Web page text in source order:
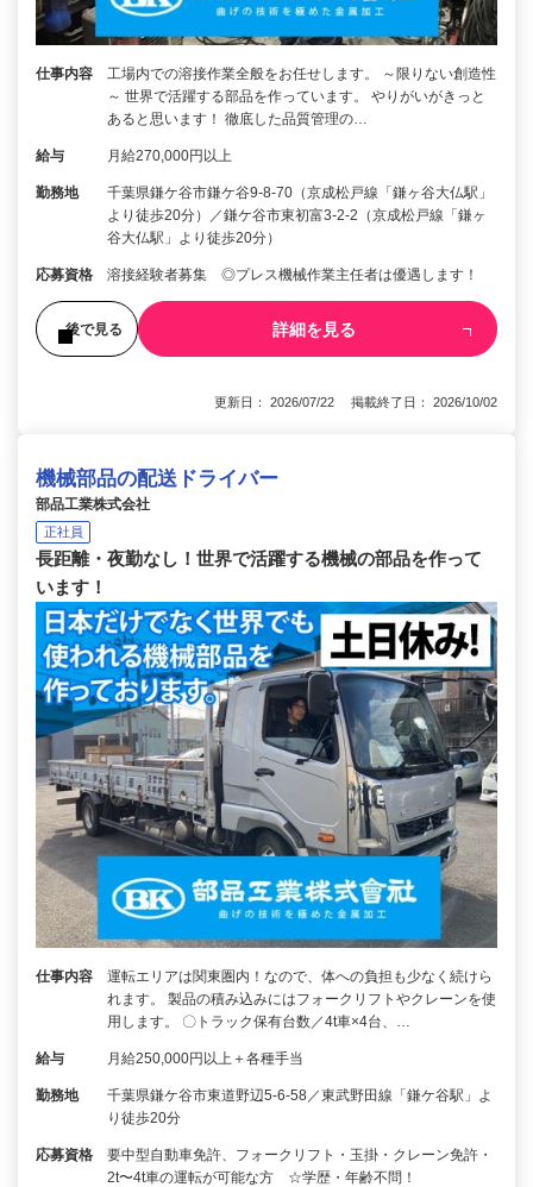
仕事内容
工場内での溶接作業全般をお任せします。 ～限りない創造性
～ 世界で活躍する部品を作っています。 やりがいがきっと
あると思います！ 徹底した品質管理の…
給与 月給270,000円以上
勤務地
千葉県鎌ケ谷市鎌ケ谷9-8-70（京成松戸線「鎌ヶ谷大仏駅」
より徒歩20分）／鎌ケ谷市東初富3-2-2（京成松戸線「鎌ヶ
谷大仏駅」より徒歩20分）
応募資格 溶接経験者募集 ◎プレス機械作業主任者は優遇します！
後で見る 詳細を見る
更新日： 2026/07/22 掲載終了日： 2026/10/02
機械部品の配送ドライバー
部品工業株式会社
正社員
長距離・夜勤なし！世界で活躍する機械の部品を作って
います！
仕事内容
運転エリアは関東圏内！なので、体への負担も少なく続けら
れます。 製品の積み込みにはフォークリフトやクレーンを使
用します。 〇トラック保有台数／4t車×4台、…
給与 月給250,000円以上＋各種手当
勤務地
千葉県鎌ケ谷市東道野辺5-6-58／東武野田線「鎌ケ谷駅」よ
り徒歩20分
応募資格
要中型自動車免許、フォークリフト・玉掛・クレーン免許・
2t〜4t車の運転が可能な方 ☆学歴・年齢不問！